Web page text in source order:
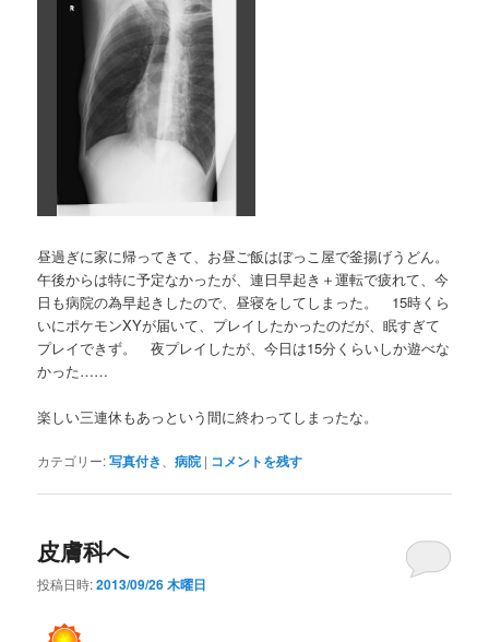
昼過ぎに家に帰ってきて、お昼ご飯はぼっこ屋で釜揚げうどん。
午後からは特に予定なかったが、連日早起き＋運転で疲れて、今
日も病院の為早起きしたので、昼寝をしてしまった。 15時くら
いにポケモンXYが届いて、プレイしたかったのだが、眠すぎて
プレイできず。 夜プレイしたが、今日は15分くらいしか遊べな
かった……
楽しい三連休もあっという間に終わってしまったな。
カテゴリー:写真付き 、病院 | コメントを残す
皮膚科へ
投稿日時:2013/09/26 木曜日